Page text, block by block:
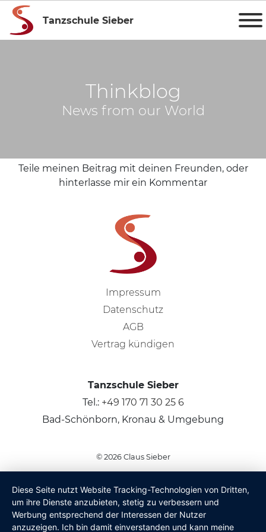
Tanzschule Sieber
Thinkblog
News from our World
Teile meinen Beitrag mit deinen Freunden, oder
hinterlasse mir ein Kommentar
Impressum
Datenschutz
AGB
Vertrag kündigen
Tanzschule Sieber
Tel.: +49 170 71 30 25 6
Bad-Schönborn, Kronau & Umgebung
© 2026 Claus Sieber
Diese Seite nutzt Website Tracking-Technologien von Dritten,
um ihre Dienste anzubieten, stetig zu verbessern und
Werbung entsprechend der Interessen der Nutzer
anzuzeigen. Ich bin damit einverstanden und kann meine